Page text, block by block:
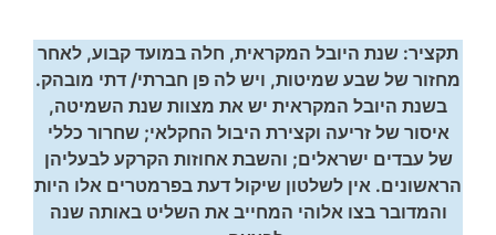
תקציר: שנת היובל המקראית, חלה במועד קבוע, לאחר
מחזור של שבע שמיטות, ויש לה פן חברתי/ דתי מובהק.
בשנת היובל המקראית יש את מצוות שנת השמיטה,
איסור של זריעה וקצירת היבול החקלאי; שחרור כללי
של עבדים ישראלים; והשבת אחוזות הקרקע לבעליהן
הראשונים. אין לשלטון שיקול דעת בפרמטרים אלו היות
והמדובר בצו אלוהי המחייב את השליט באותה שנה